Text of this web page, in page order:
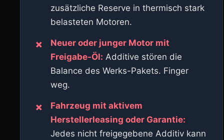
zusätzliche Reserve in thermisch stark
belasteten Motoren.
✗
Neuer oder junger Motor mit
Freigabe-Öl: Additive stören die
Balance des Werks-Pakets. Finger
weg.
✗
Fahrzeug mit aktivem
Herstellerleasing oder Garantie:
Jedes nicht freigegebene Additiv kann